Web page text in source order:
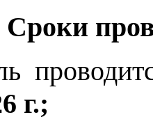
Сроки
г.;